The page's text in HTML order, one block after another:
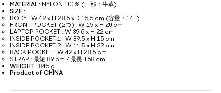
MATERIAL : NYLON 100% (一部：牛革)
SIZE :
BODY : W 42 x H 28.5 x D 15.5 cm (容量：14L)
FRONT POCKET (2つ) : W 19 x H 20 cm
LAPTOP POCKET : W 39.5 x H 22 cm
INSIDE POCKET 1 : W 39.5 x H 15 cm
INSIDE POCKET 2 : W 41.5 x H 22 cm
BACK POCKET : W 42 x H 28.5 cm
STRAP : 最短 89 cm / 最長 158 cm
WEIGHT : 845 g
Product of CHINA